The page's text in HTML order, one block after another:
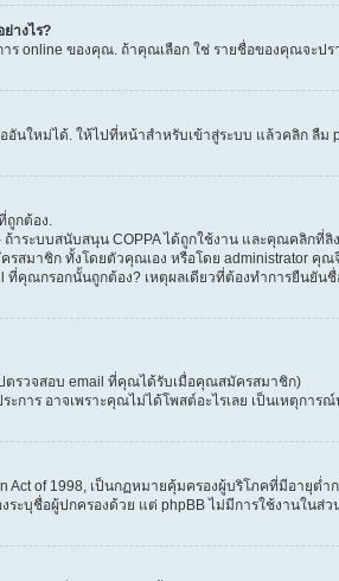
างไร?
online ของคุณ. ถ้าคุณเลือก ใช่ รายชื่อของคุณจะป
นใหม่ได้. ให้ไปที่หน้าสำหรับเข้าสู่ระบบ แล้วคลิก ลืม
ถูกต้อง.
ถ้าระบบสนับสนุน COPPA ได้ถูกใช้งาน และคุณคลิ
สมาชิก ทั้งโดยตัวคุณเอง หรือโดย administrator
คุณกรอกนั้นถูกต้อง? เหตุผลเดียวที่ต้องทำการยืนยั
รวจสอบ email ที่คุณได้รับเมื่อคุณสมัครสมาชิก)
าร อาจเพราะคุณไม่ได้โพสต์อะไรเลย เป็นเหตุกา
Act of 1998, เป็นกฏหมายคุ้มครองผู้บริโภคที่มีอายุ
ะบุชื่อผู้ปกครองด้วย แต่ phpBB ไม่มีการใช้งานในส่ว